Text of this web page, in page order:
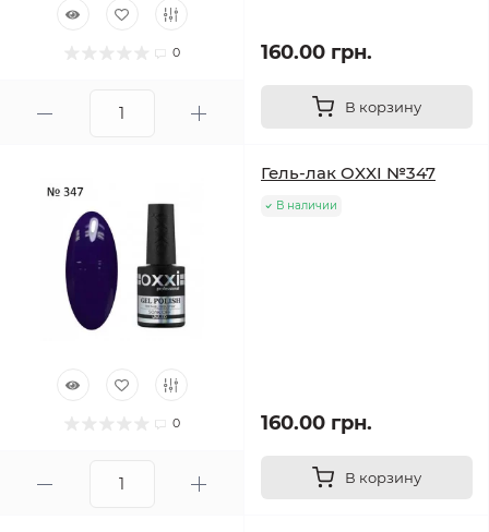
0 160.00 грн.
В корзину
0
Гель-лак OXXI №347
В наличии
160.00 грн.
В корзину